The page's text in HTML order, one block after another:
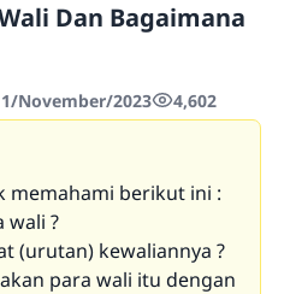
Dan Bagaimana
November/2023
4,602
memahami berikut ini :
wali ?
(urutan) kewaliannya ?
para wali itu dengan